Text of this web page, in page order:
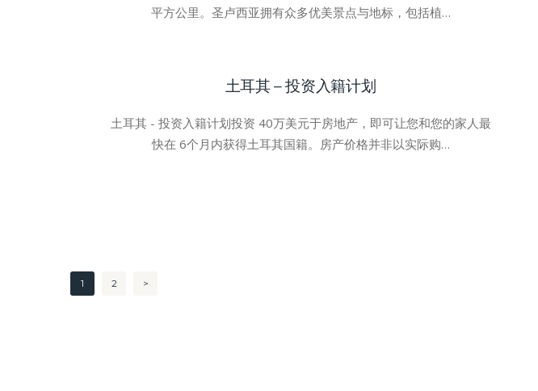
平方公里。圣卢西亚拥有众多优美景点与地标，包括植…
土耳其 – 投资入籍计划
土耳其 - 投资入籍计划投资 40万美元于房地产，即可让您和您的家人最
快在 6个月内获得土耳其国籍。房产价格并非以实际购…
文PAGE
1 PAGE
2 >